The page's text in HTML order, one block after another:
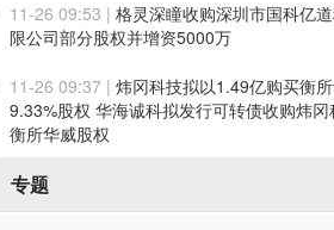
11-26 09:53 | 格灵深瞳收购深圳市国科亿
限公司部分股权并增资5000万
11-26 09:37 | 炜冈科技拟以1.49亿购买衡
9.33%股权 华海诚科拟发行可转债收购炜
衡所华威股权
专题